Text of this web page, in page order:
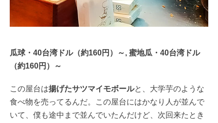
瓜球・40台湾ドル（約160円）～, 蜜地瓜・40台湾ドル
（約160円）～
この屋台は揚げたサツマイモボールと、大学芋のような
食べ物を売ってるんだ。この屋台にはかなり人が並んで
いて、僕も途中まで並んでいたんだけど、次回来たとき